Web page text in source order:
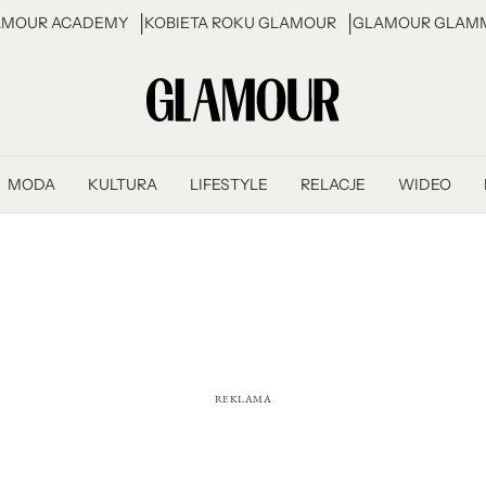
ACADEMY KOBIETA ROKU GLAMOUR GLAMOUR
MODA KULTURA LIFESTYLE RELACJE WIDEO